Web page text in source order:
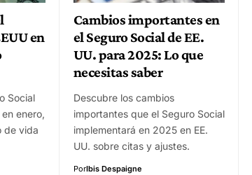
en
Social
enero,
de vida
Cambios importantes en
el Seguro Social de EE.
UU. para 2025: Lo que
necesitas saber
Descubre los cambios
importantes que el Seguro Social
implementará en 2025 en EE.
UU. sobre citas y ajustes.
PorIbis Despaigne